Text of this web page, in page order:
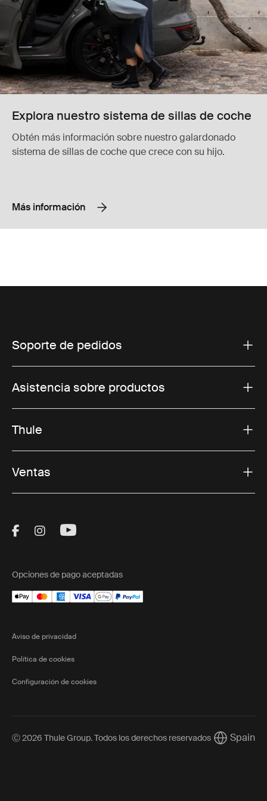
Explora nuestro sistema de sillas de coche
Obtén más información sobre nuestro galardonado
sistema de sillas de coche que crece con su hijo.
Más información
Soporte de pedidos
Asistencia sobre productos
Thule
Ventas
Visit Thule on Facebook (external link)
Visit Thule on Instagram (external link)
Visit Thule on Youtube (external
Opciones de pago aceptadas
Aviso de privacidad
Política de cookies
Configuración de cookies
Ⓒ 2026 Thule Group. Todos los derechos reservados Current
Spain